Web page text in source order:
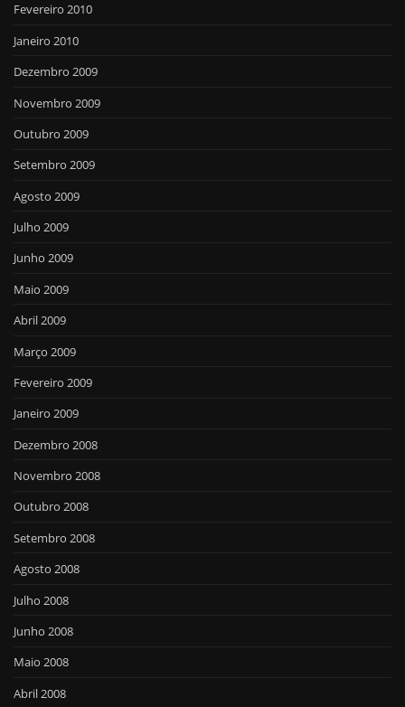
Fevereiro 2010
Janeiro 2010
Dezembro 2009
Novembro 2009
Outubro 2009
Setembro 2009
Agosto 2009
Julho 2009
Junho 2009
Maio 2009
Abril 2009
Março 2009
Fevereiro 2009
Janeiro 2009
Dezembro 2008
Novembro 2008
Outubro 2008
Setembro 2008
Agosto 2008
Julho 2008
Junho 2008
Maio 2008
Abril 2008